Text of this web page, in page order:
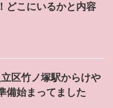
どこにいるかと内容
区竹ノ塚駅からけや
備始まってました